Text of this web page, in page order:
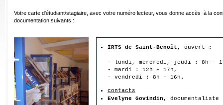
Votre carte d'étudiant/stagiaire, avec votre numéro lecteur, vous donne accès à la
documentation suivants :
IRTS de Saint-Benoît , ouvert :
- lundi, mercredi, jeudi : 8h -
- mardi : 12h - 17h,
- vendredi : 8h - 16h.
contacts
Evelyne Govindin , documentaliste